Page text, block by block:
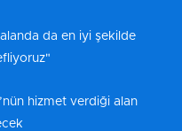
da en iyi şekilde
hizmet verdiği alan